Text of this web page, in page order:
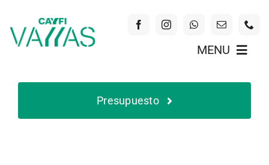
content
MENU
Presupuesto